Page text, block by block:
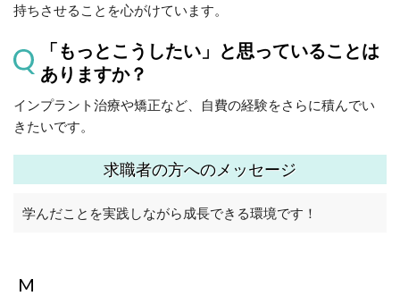
持ちさせることを心がけています。
「もっとこうしたい」と思っていることは
ありますか？
インプラント治療や矯正など、自費の経験をさらに積んでい
きたいです。
求職者の方へのメッセージ
学んだことを実践しながら成長できる環境です！
M